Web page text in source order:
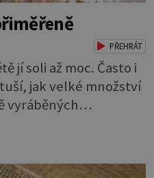
PŘEHRÁT
jí soli až moc. Často i
jak velké množství
vyráběných
Sůl je
Její základní